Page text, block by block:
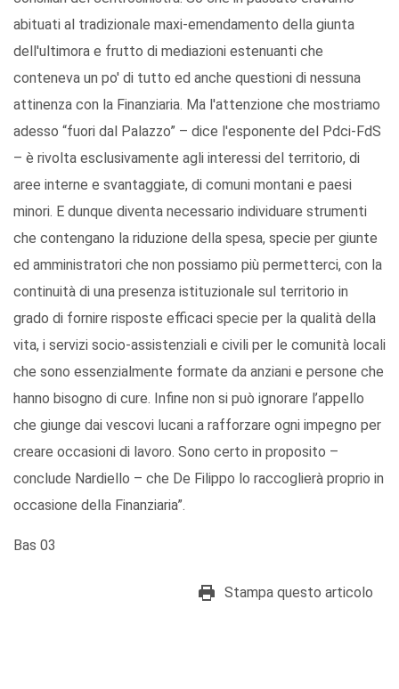
abituati al tradizionale maxi-emendamento della giunta
dell'ultimora e frutto di mediazioni estenuanti che
conteneva un po' di tutto ed anche questioni di nessuna
attinenza con la Finanziaria. Ma l'attenzione che mostriamo
adesso “fuori dal Palazzo” – dice l'esponente del Pdci-FdS
– è rivolta esclusivamente agli interessi del territorio, di
aree interne e svantaggiate, di comuni montani e paesi
minori. E dunque diventa necessario individuare strumenti
che contengano la riduzione della spesa, specie per giunte
ed amministratori che non possiamo più permetterci, con la
continuità di una presenza istituzionale sul territorio in
grado di fornire risposte efficaci specie per la qualità della
vita, i servizi socio-assistenziali e civili per le comunità locali
che sono essenzialmente formate da anziani e persone che
hanno bisogno di cure. Infine non si può ignorare l’appello
che giunge dai vescovi lucani a rafforzare ogni impegno per
creare occasioni di lavoro. Sono certo in proposito –
conclude Nardiello – che De Filippo lo raccoglierà proprio in
occasione della Finanziaria”.
Bas 03
Stampa questo articolo